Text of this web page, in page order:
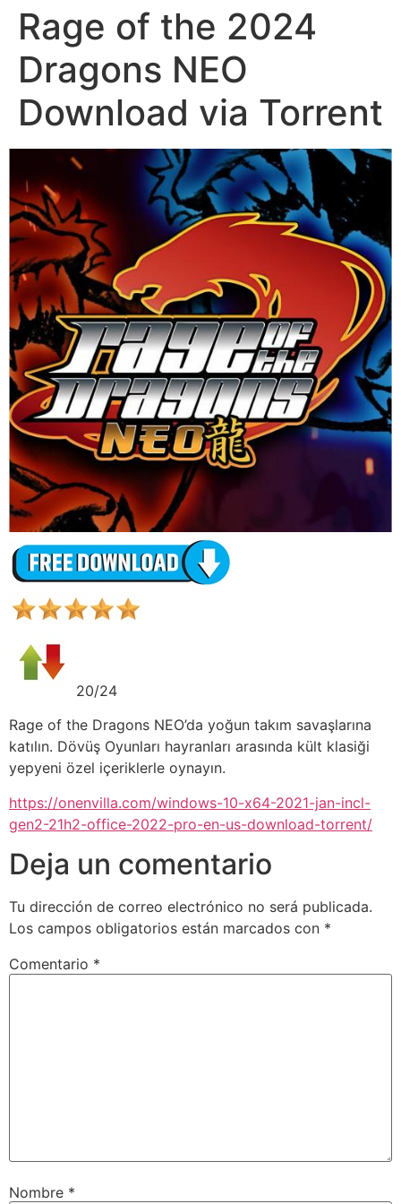
Rage of the 2024
Dragons NEO
Download via Torrent
20/24
Rage of the Dragons NEO’da yoğun takım savaşlarına
katılın. Dövüş Oyunları hayranları arasında kült klasiği
yepyeni özel içeriklerle oynayın.
https://onenvilla.com/windows-10-x64-2021-jan-incl-
gen2-21h2-office-2022-pro-en-us-download-torrent/
Deja un comentario
Tu dirección de correo electrónico no será publicada.
Los campos obligatorios están marcados con *
Comentario *
Nombre *